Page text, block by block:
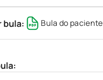
bula: Bula do paciente